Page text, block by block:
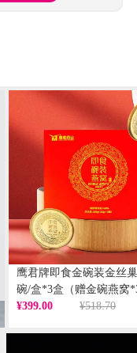
鹰君牌即食金碗装金丝
碗/盒*3盒（赠金碗燕窝
¥399.00
¥518.70